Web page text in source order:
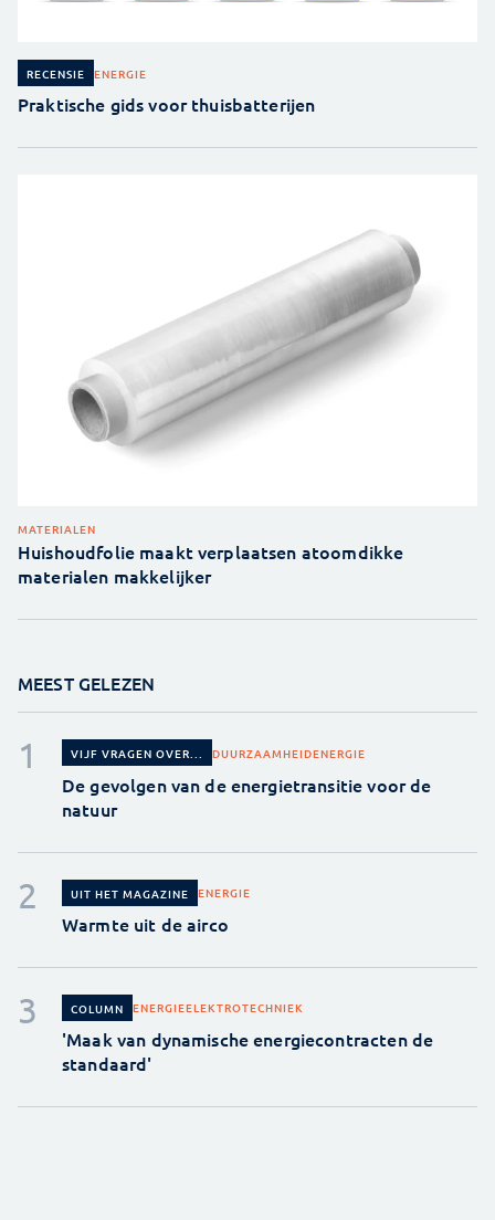
RECENSIE ENERGIE
Praktische gids voor thuisbatterijen
MATERIALEN
Huishoudfolie maakt verplaatsen atoomdikke
materialen makkelijker
MEEST GELEZEN
VIJF VRAGEN OVER... DUURZAAMHEIDENERGIE
De gevolgen van de energietransitie voor de
natuur
UIT HET MAGAZINE ENERGIE
Warmte uit de airco
COLUMN ENERGIEELEKTROTECHNIEK
'Maak van dynamische energiecontracten de
standaard'